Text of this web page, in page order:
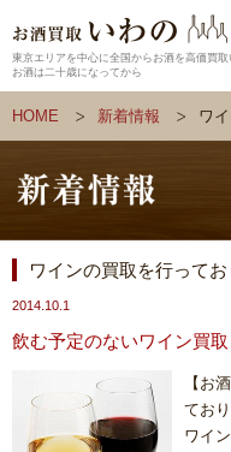
東京エリアを中心に全国からお酒を高価買取
お酒は二十歳になってから
HOME 新着情報 ワ
ワインの買取を行ってお
2014.10.1
飲む予定のないワイン買取
【お
ており
ワイ